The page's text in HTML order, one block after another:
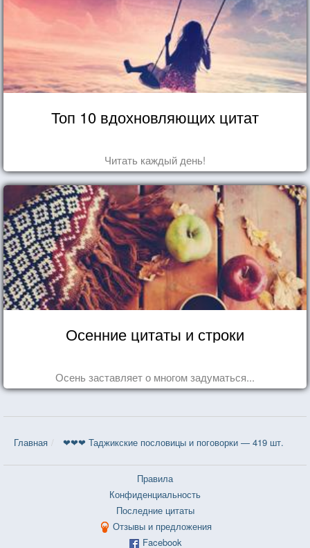
Топ 10 вдохновляющих цитат
Читать каждый день!
Осенние цитаты и строки
Осень заставляет о многом задуматься...
Главная ❤❤❤ Таджикские пословицы и поговорки — 419 шт.
Правила
Конфиденциальность
Последние цитаты
Отзывы и предложения
Facebook